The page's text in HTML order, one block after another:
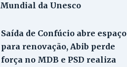
Mundial da Unesco
Saída de Confúcio abre espaço
para renovação, Abib perde
força no MDB e PSD realiza